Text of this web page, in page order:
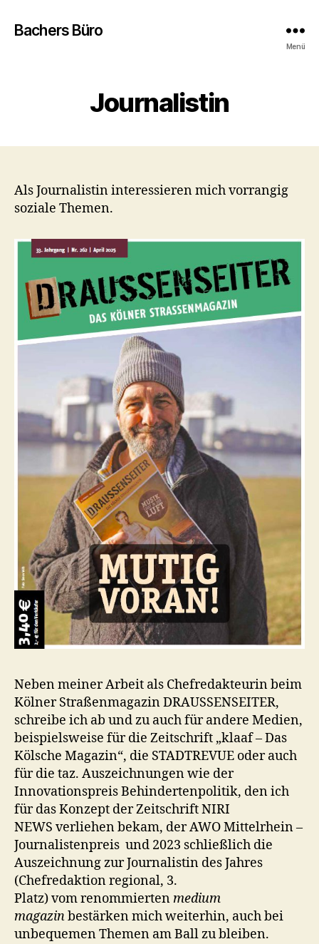
Bachers Büro
Menü
Journalistin
Als Journalistin interessieren mich vorrangig
soziale Themen.
Neben meiner Arbeit als Chefredakteurin beim
Kölner Straßenmagazin DRAUSSENSEITER,
schreibe ich ab und zu auch für andere Medien,
beispielsweise für die Zeitschrift „klaaf – Das
Kölsche Magazin“, die STADTREVUE oder auch
für die taz. Auszeichnungen wie der
Innovationspreis Behindertenpolitik, den ich
für das Konzept der Zeitschrift NIRI
NEWS verliehen bekam, der AWO Mittelrhein –
Journalistenpreis und 2023 schließlich die
Auszeichnung zur Journalistin des Jahres
(Chefredaktion regional, 3.
Platz) vom renommiertenmedium
magazinbestärken mich weiterhin, auch bei
unbequemen Themen am Ball zu bleiben.